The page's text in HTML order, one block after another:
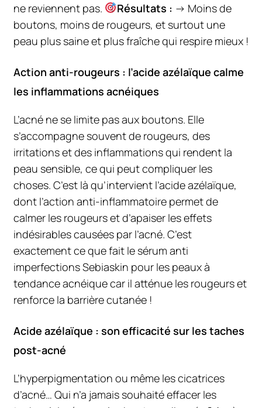
ne reviennent pas.
Résultats : → Moins de
boutons, moins de rougeurs, et surtout une
peau plus saine et plus fraîche qui respire mieux !
Action anti-rougeurs : l’acide azélaïque calme
les inflammations acnéiques
L’acné ne se limite pas aux boutons. Elle
s’accompagne souvent de rougeurs, des
irritations et des inflammations qui rendent la
peau sensible, ce qui peut compliquer les
choses. C’est là qu’intervient l’acide azélaïque,
dont l’action anti-inflammatoire permet de
calmer les rougeurs et d’apaiser les effets
indésirables causées par l’acné. C’est
exactement ce que fait le sérum anti
imperfections Sebiaskin pour les peaux à
tendance acnéique car il atténue les rougeurs et
renforce la barrière cutanée !
Acide azélaïque : son efficacité sur les taches
post-acné
L’hyperpigmentation ou même les cicatrices
d’acné… Qui n’a jamais souhaité effacer les